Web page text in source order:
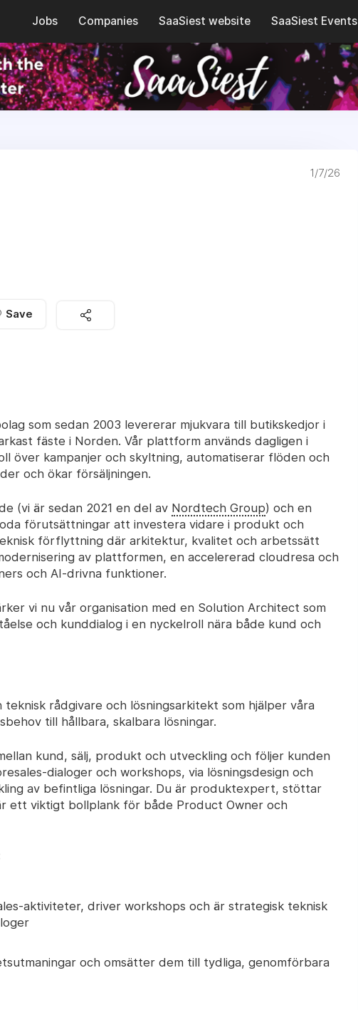
Jobs Companies SaaSiest website SaaSiest Events
1/7/26
Save
som sedan 2003 levererar mjukvara till butikskedjor i
fäste i Norden. Vår plattform används dagligen i
över kampanjer och skyltning, automatiserar flöden och
och ökar försäljningen.
(vi är sedan 2021 en del av Nordtech Group) och en
förutsättningar att investera vidare i produkt och
förflyttning där arkitektur, kvalitet och arbetssätt
av plattformen, en accelererad cloudresa och
och AI-drivna funktioner.
vi nu vår organisation med en Solution Architect som
och kunddialog i en nyckelroll nära både kund och
rådgivare och lösningsarkitekt som hjälper våra
till hållbara, skalbara lösningar.
kund, sälj, produkt och utveckling och följer kunden
dialoger och workshops, via lösningsdesign och
av befintliga lösningar. Du är produktexpert, stöttar
ett viktigt bollplank för både Product Owner och
aktiviteter, driver workshops och är strategisk teknisk
och omsätter dem till tydliga, genomförbara